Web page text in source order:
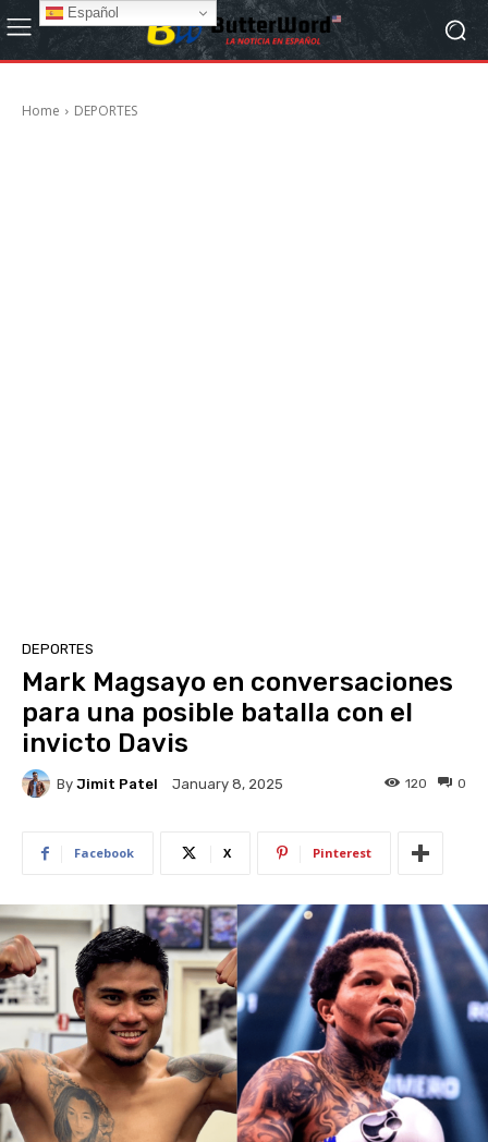
Home DEPORTES
DEPORTES
Mark Magsayo en conversaciones
para una posible batalla con el
invicto Davis
By Jimit Patel January 8, 2025 0
120
Facebook X Pinterest
Español